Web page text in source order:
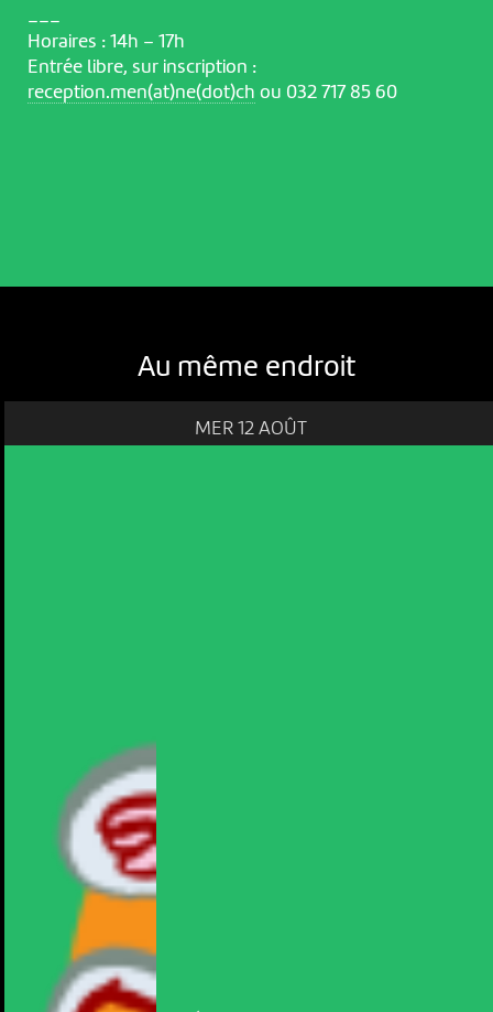
Horaires : 14h – 17h
Entrée libre, sur inscription :
reception.men(at)ne(dot)ch ou 032 717 85 60
Au même endroit
MER 12 AOÛT